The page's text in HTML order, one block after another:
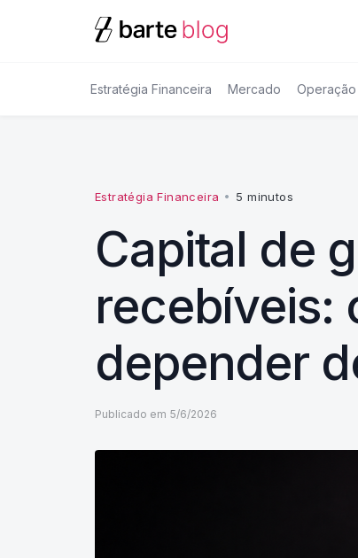
Estratégia Financeira Mercado Operação
Estratégia Financeira • 5 minutos
Capital de
recebíveis:
depender
Publicado em 5/6/2026